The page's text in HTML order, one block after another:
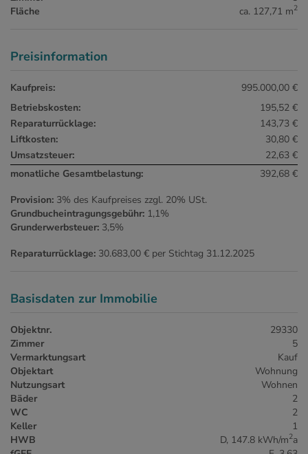
Fläche
ca. 127,71 m2
Preisinformation
Kaufpreis:
995.000,00 €
Betriebskosten:
195,52 €
Reparaturrücklage:
143,73 €
Liftkosten:
30,80 €
Umsatzsteuer:
22,63 €
monatliche Gesamtbelastung:
392,68 €
Provision: 3% des Kaufpreises zzgl. 20% USt.
Grundbucheintragungsgebühr: 1,1%
Grunderwerbsteuer: 3,5%
Reparaturrücklage: 30.683,00 € per Stichtag 31.12.2025
Basisdaten zur Immobilie
Objektnr.
29330
Zimmer
5
Vermarktungsart
Kauf
Objektart
Wohnung
Nutzungsart
Wohnen
Bäder
2
WC
2
Keller
1
HWB
D, 147.8 kWh/m2a